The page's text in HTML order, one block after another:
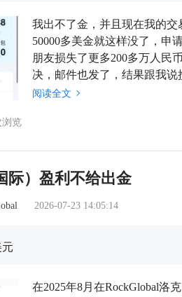
我出不了金，并且现在我的
50000多美金就这样没了，申
朋友损失了更多200多万人民
决，邮件也发了，结果跟我
是不知道人在哪里的，问题是
阅读全文
浏览
际）盈利不给出金
2026-07-23 14:05:14
元
在2025年8月在RockGlobal洛